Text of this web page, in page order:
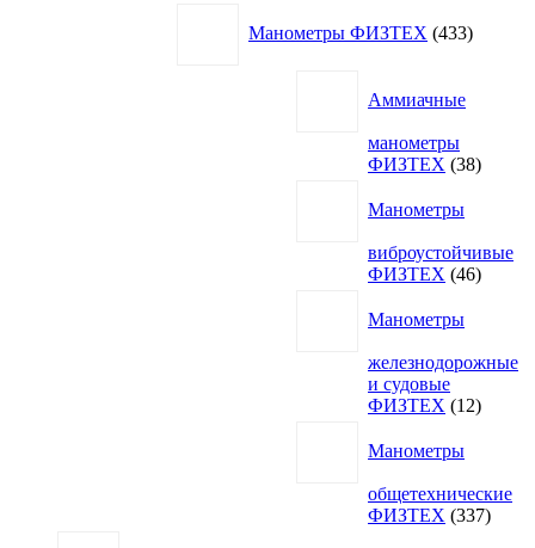
Манометры ФИЗТЕХ 433товара
Аммиачные
манометры
ФИЗТЕХ 3838
Манометры
виброустойчивые
ФИЗТЕХ 4646
Манометры
железнодорожные
и судовые
ФИЗТЕХ
1212
Манометры
общетехнические
ФИЗТЕХ 337337